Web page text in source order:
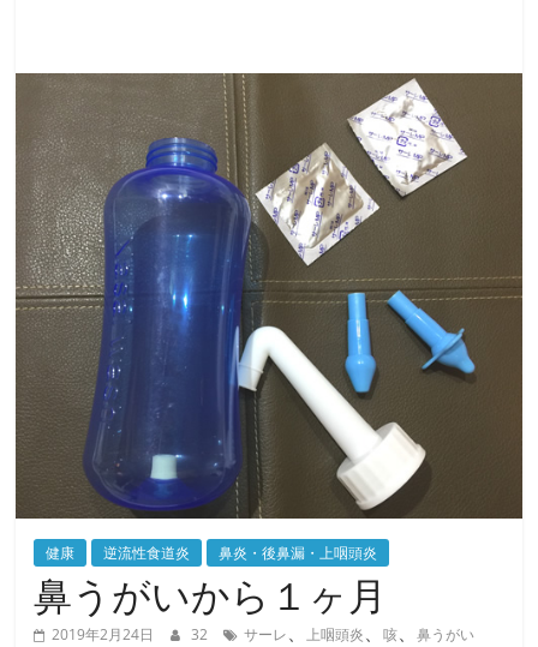
健康 逆流性食道炎 鼻炎・後鼻漏・上咽頭炎
鼻うがいから１ヶ月
2019年2月24日 32 サーレ、 上咽頭炎、咳、鼻うがい